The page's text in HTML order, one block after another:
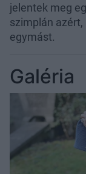
jelentek meg
szimplán
egymást.
Galéria